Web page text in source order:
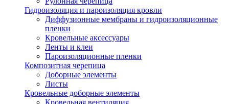
Гидроизоляция и пароизоляция кровли
Диффузионные мембраны и гидроизоляционные
пленки
Кровельные аксессуары
Ленты и клеи
Пароизоляционные пленки
Композитная черепица
Доборные элементы
Листы
Кровельные доборные элементы
Кровельная вентиляция